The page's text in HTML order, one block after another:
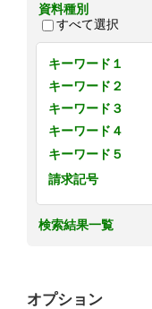
資料種別
すべて選択
キーワード１
キーワード２
キーワード３
キーワード４
キーワード５
請求記号
検索結果一覧
オプション